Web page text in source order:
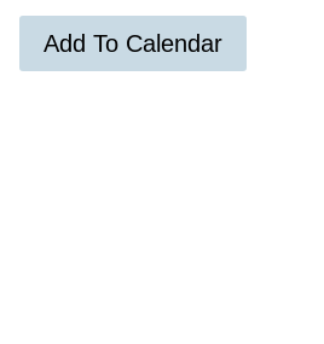
Add To Calendar